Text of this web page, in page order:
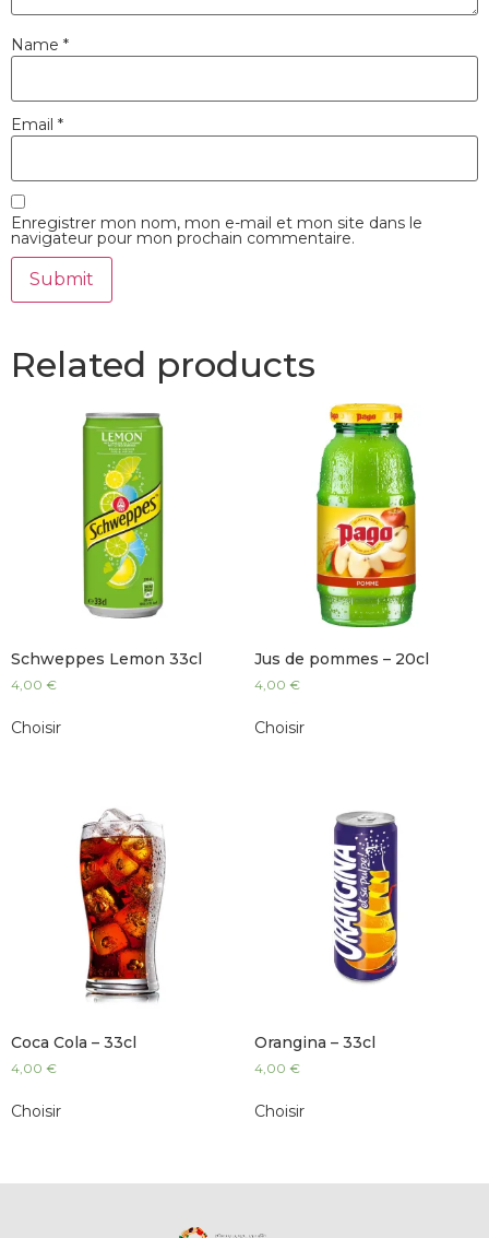
Name *
Email *
Enregistrer mon nom, mon e-mail et mon site dans le
navigateur pour mon prochain commentaire.
Related products
Schweppes Lemon 33cl
4,00 €
Choisir
Jus de pommes – 20cl
4,00 €
Choisir
Coca Cola – 33cl
4,00 €
Choisir
Orangina – 33cl
4,00 €
Choisir